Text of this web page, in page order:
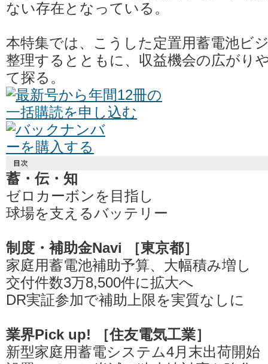
ない存在となっている。
本特集では、こうした定置用蓄電池ビ
整理するとともに、収益機会の広がり
て探る。
蓄・伝・知
ゼロカーボンを目指し
球場を支えるバッテリー
制度・補助金Navi ［東京都］
家庭用蓄電池補助予算、大幅積み増し
交付件数3万8,500件に拡大へ
DR実証参加で補助上限を実質なしに
業界Pick up! ［住友電気工業］
新型家庭用蓄電システム4月末出荷開始